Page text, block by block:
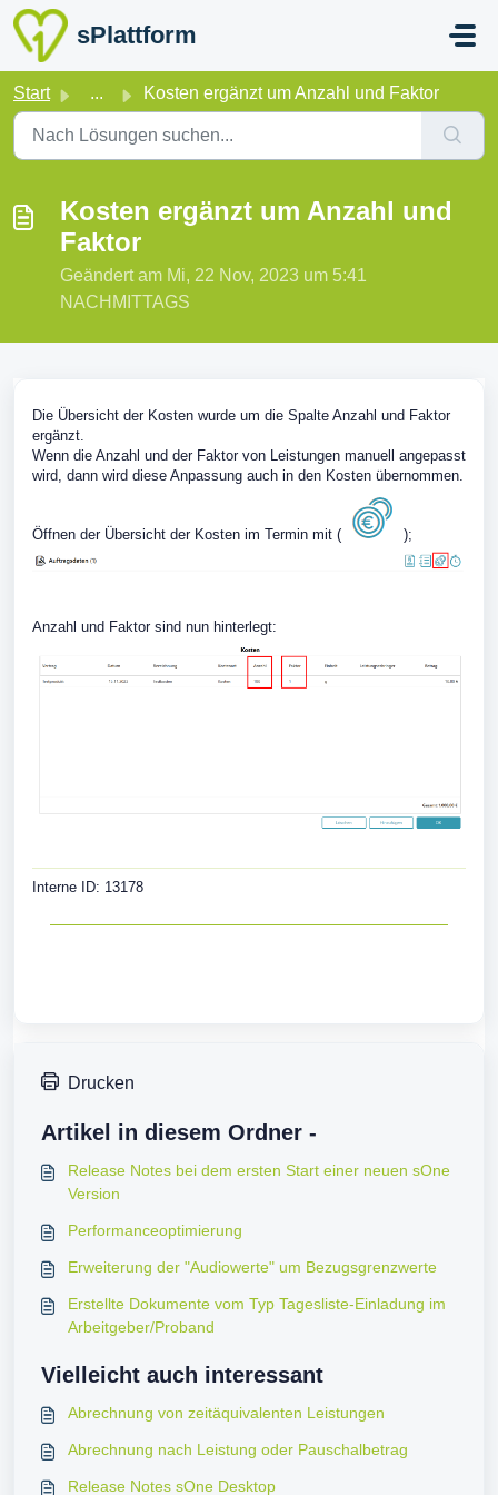
Zum hauptsächlichen Inhalt gehen
sPlattform
Start ... Kosten ergänzt um Anzahl und Faktor
Kosten ergänzt um Anzahl und
Faktor
Geändert am Mi, 22 Nov, 2023 um 5:41
NACHMITTAGS
Die Übersicht der Kosten wurde um die Spalte Anzahl und Faktor
ergänzt.
Wenn die Anzahl und der Faktor von Leistungen manuell angepasst
wird, dann wird diese Anpassung auch in den Kosten übernommen.
Öffnen der Übersicht der Kosten im Termin mit ( );
Anzahl und Faktor sind nun hinterlegt:
Interne ID: 13178
Drucken
Artikel in diesem Ordner -
Release Notes bei dem ersten Start einer neuen sOne
Version
Performanceoptimierung
Erweiterung der "Audiowerte" um Bezugsgrenzwerte
Erstellte Dokumente vom Typ Tagesliste-Einladung im
Arbeitgeber/Proband
Vielleicht auch interessant
Abrechnung von zeitäquivalenten Leistungen
Abrechnung nach Leistung oder Pauschalbetrag
Release Notes sOne Desktop